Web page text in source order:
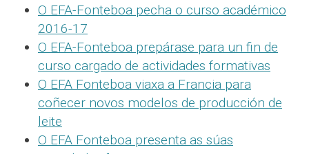
O EFA-Fonteboa pecha o curso académico
2016-17
O EFA-Fonteboa prepárase para un fin de
curso cargado de actividades formativas
O EFA Fonteboa viaxa a Francia para
coñecer novos modelos de producción de
leite
O EFA Fonteboa presenta as súas